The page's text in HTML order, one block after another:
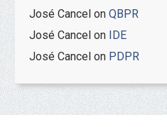
José Cancel on QBPR
José Cancel on IDE
José Cancel on PDPR